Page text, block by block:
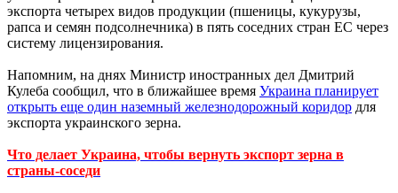
экспорта четырех видов продукции (пшеницы, кукурузы,
рапса и семян подсолнечника) в пять соседних стран ЕС через
систему лицензирования.
Напомним, на днях Министр иностранных дел Дмитрий
Кулеба сообщил, что в ближайшее время Украина планирует
открыть еще один наземный железнодорожный коридор для
экспорта украинского зерна.
Что делает Украина, чтобы вернуть экспорт зерна в
страны-соседи